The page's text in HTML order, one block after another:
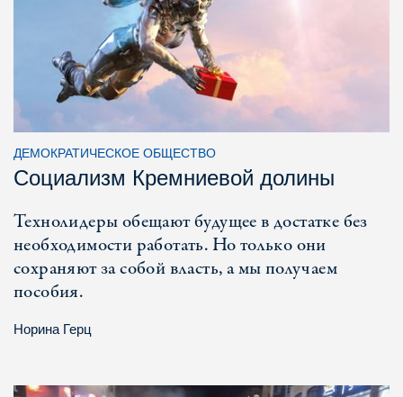
ДЕМОКРАТИЧЕСКОЕ ОБЩЕСТВО
Социализм Кремниевой долины
Технолидеры обещают будущее в достатке без
необходимости работать. Но только они
сохраняют за собой власть, а мы получаем
пособия.
Норина Герц